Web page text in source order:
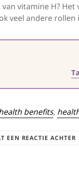
vitamine H?
veel andere
benefits,
EEN REACTIE ACHTER